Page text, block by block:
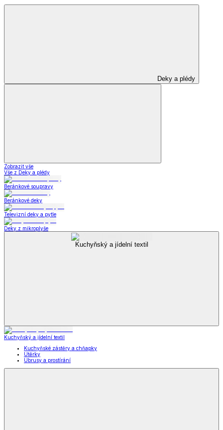
Deky a plédy
Zobrazit vše
Vše z Deky a plédy
Beránkové soupravy
Beránkové deky
Televizní deky a pytle
Deky z mikroplyše
Kuchyňský a jídelní textil
Kuchyňský a jídelní textil
Kuchyňské zástěry a chňapky
Utěrky
Ubrusy a prostírání